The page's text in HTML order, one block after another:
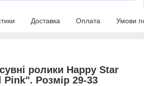
Доставка Оплата Умови
ролики Happy Star
Pink". Розмір 29-33